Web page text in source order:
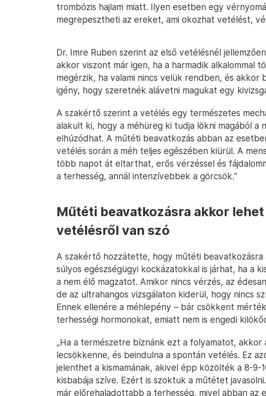
trombózis hajlam miatt. Ilyen esetben egy
megrepesztheti az ereket, ami okozhat vetélést,
Dr. Imre Ruben szerint az első vetélésnél
akkor viszont már igen, ha a harmadik alkalommal
megérzik, ha valami nincs velük rendben, és akkor
igény, hogy szeretnék alávetni magukat egy
A szakértő szerint a vetélés egy természetes
alakult ki, hogy a méhüreg ki tudja lökni magából a
elhúzódhat. A műtéti beavatkozás abban az
vetélés során a méh teljes egészében kiürül. A
több napot át eltarthat, erős vérzéssel és
a terhesség, annál intenzívebbek a görcsök.”
Műtéti beavatkozásra akkor
vetélésről van szó
A szakértő hozzátette, hogy műtéti
súlyos egészségügyi kockázatokkal is járhat, ha a
a nem élő magzatot. Amikor nincs vérzés, az
de az ultrahangos vizsgálaton kiderül, hogy nincs
Ennek ellenére a méhlepény – bár csökkent
terhességi hormonokat, emiatt nem is engedi
„Ha a természetre bíznánk ezt a folyamatot,
lecsökkenne, és beindulna a spontán vetélés. Ez
jelenthet a kismamának, akivel épp közölték a 8-9-
kisbabája szíve. Ezért is szoktuk a műtétet
már előrehaladottabb a terhesség, mivel abban az